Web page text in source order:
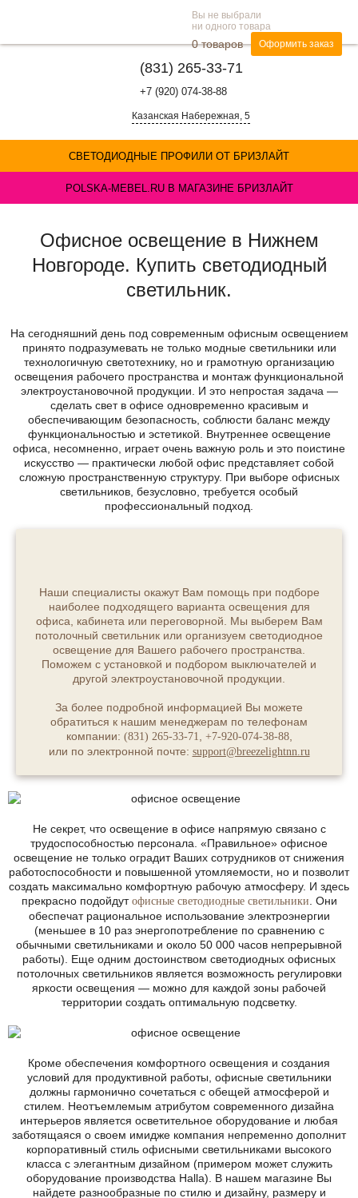
СВЕТОДИОДНЫЕ ПРОФИЛИ ОТ БРИЗЛАЙТ
POLSKA-MEBEL.RU В МАГАЗИНЕ БРИЗЛАЙТ
Вы не выбрали
ни одного товара
0товаров Оформить заказ
(831) 265-33-71
+7 (920) 074-38-88
Казанская Набережная, 5
Офисное освещение в Нижнем
Новгороде. Купить светодиодный
светильник.
На сегодняшний день под современным офисным освещением
принято подразумевать не только модные светильники или
технологичную светотехнику, но и грамотную организацию
освещения рабочего пространства и монтаж функциональной
электроустановочной продукции. И это непростая задача —
сделать свет в офисе одновременно красивым и
обеспечивающим безопасность, соблюсти баланс между
функциональностью и эстетикой. Внутреннее освещение
офиса, несомненно, играет очень важную роль и это поистине
искусство — практически любой офис представляет собой
сложную пространственную структуру. При выборе офисных
светильников, безусловно, требуется особый
профессиональный подход.
Наши специалисты окажут Вам помощь при подборе
наиболее подходящего варианта освещения для
офиса, кабинета или переговорной. Мы выберем Вам
потолочный светильник или организуем светодиодное
освещение для Вашего рабочего пространства.
Поможем с установкой и подбором выключателей и
другой электроустановочной продукции.
За более подробной информацией Вы можете
обратиться к нашим менеджерам по телефонам
компании: (831) 265-33-71 +7-920-074-38-88,
или по электронной почте: support@breezelightnn.ru
Не секрет, что освещение в офисе напрямую связано с
трудоспособностью персонала. «Правильное» офисное
освещение не только оградит Ваших сотрудников от снижения
работоспособности и повышенной утомляемости, но и позволит
создать максимально комфортную рабочую атмосферу. И здесь
прекрасно подойдут офисные светодиодные светильники . Они
обеспечат рациональное использование электроэнергии
(меньшее в 10 раз энергопотребление по сравнению с
обычными светильниками и около 50 000 часов непрерывной
работы). Еще одним достоинством светодиодных офисных
потолочных светильников является возможность регулировки
яркости освещения — можно для каждой зоны рабочей
территории создать оптимальную подсветку.
Кроме обеспечения комфортного освещения и создания
условий для продуктивной работы, офисные светильники
должны гармонично сочетаться с обещей атмосферой и
стилем. Неотъемлемым атрибутом современного дизайна
интерьеров является осветительное оборудование и любая
заботящаяся о своем имидже компания непременно дополнит
корпоративный стиль офисными светильниками высокого
класса с элегантным дизайном (примером может служить
оборудование производства Halla). В нашем магазине Вы
найдете разнообразные по стилю и дизайну, размеру и